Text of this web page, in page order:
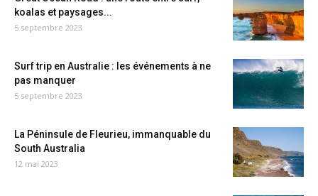
koalas et paysages...
5 septembre 2023
Surf trip en Australie : les événements à ne
pas manquer
5 septembre 2023
La Péninsule de Fleurieu, immanquable du
South Australia
12 mai 2023